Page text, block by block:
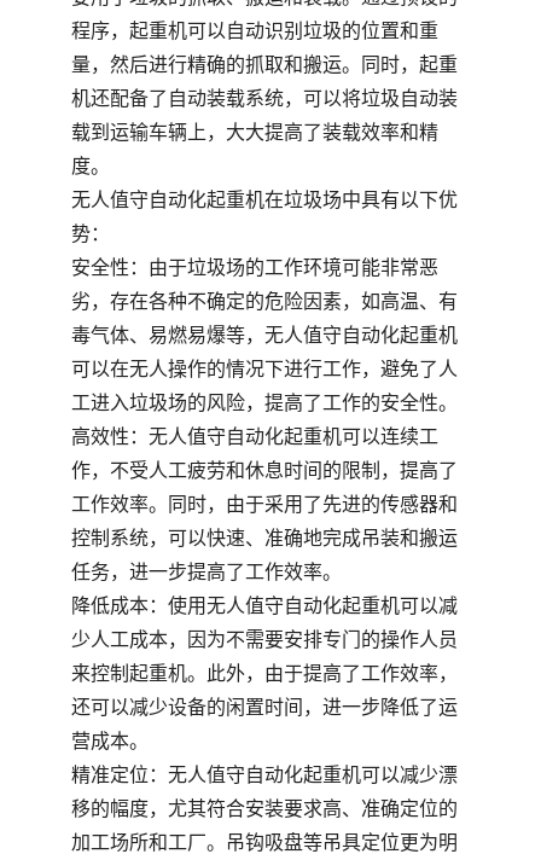
程序，起重机可以自动识别垃圾的位置和重
量，然后进行精确的抓取和搬运。同时，起重
机还配备了自动装载系统，可以将垃圾自动装
载到运输车辆上，大大提高了装载效率和精
度。
无人值守自动化起重机在垃圾场中具有以下优
势：
安全性：由于垃圾场的工作环境可能非常恶
劣，存在各种不确定的危险因素，如高温、有
毒气体、易燃易爆等，无人值守自动化起重机
可以在无人操作的情况下进行工作，避免了人
工进入垃圾场的风险，提高了工作的安全性。
高效性：无人值守自动化起重机可以连续工
作，不受人工疲劳和休息时间的限制，提高了
工作效率。同时，由于采用了先进的传感器和
控制系统，可以快速、准确地完成吊装和搬运
任务，进一步提高了工作效率。
降低成本：使用无人值守自动化起重机可以减
少人工成本，因为不需要安排专门的操作人员
来控制起重机。此外，由于提高了工作效率，
还可以减少设备的闲置时间，进一步降低了运
营成本。
精准定位：无人值守自动化起重机可以减少漂
移的幅度，尤其符合安装要求高、准确定位的
加工场所和工厂。吊钩吸盘等吊具定位更为明